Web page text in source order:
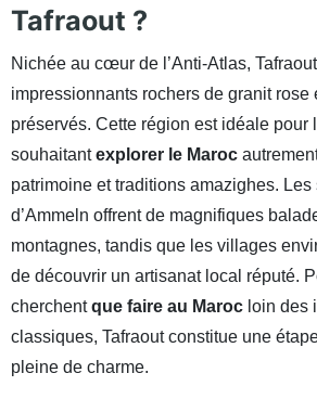
Tafraout ?
Nichée au cœur de l’Anti-Atlas,
impressionnants rochers de granit rose
préservés. Cette région est idéale pour
souhaitantexplorer le Maroc
patrimoine et traditions amazighes.
d’Ammeln offrent de magnifiques
montagnes, tandis que les villages
de découvrir un artisanat local réputé.
cherchentque faire au Maroc loin des
classiques, Tafraout constitue une
pleine de charme.